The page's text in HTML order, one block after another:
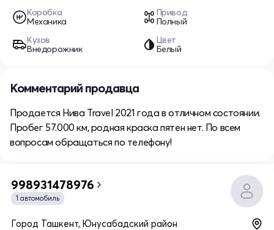
Коробка
Механика
Привод
Полный
Кузов
Внедорожник
Цвет
Белый
Комментарий продавца
Продается Нива Travel 2021 года в отличном состоянии.
Пробег 57.000 км, родная краска пятен нет. По всем
вопросам обращаться по телефону!
998931478976
1 автомобиль
Город Ташкент, Юнусабадский район